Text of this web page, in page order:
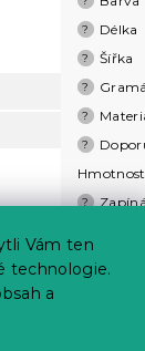
Vám ten
technologie.
a
? Délka
? Šířka
?
?
?
Hmotnost
?
Sušení v
Počet ks